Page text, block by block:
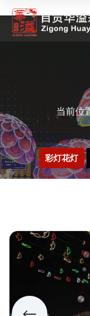
当前位
彩灯花灯